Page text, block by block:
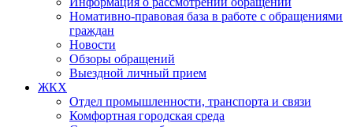
Номативно-правовая база в работе с обращениями
граждан
Новости
Обзоры обращений
Выездной личный прием
ЖКХ
Отдел промышленности, транспорта и связи
Комфортная городская среда